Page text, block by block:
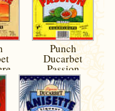
Punch
Ducarbet
Passion